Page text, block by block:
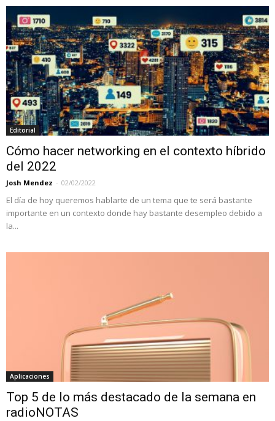
Editorial
Cómo hacer networking en el contexto híbrido
del 2022
Josh Mendez - 02/02/2022
El día de hoy queremos hablarte de un tema que te será bastante
importante en un contexto donde hay bastante desempleo debido a
la...
Aplicaciones
Top 5 de lo más destacado de la semana en
radioNOTAS